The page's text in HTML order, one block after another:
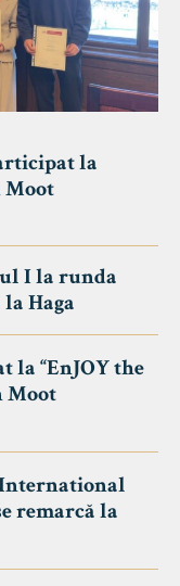
la
Moot
I la runda
Haga
la “EnJOY the
Moot
International
remarcă la